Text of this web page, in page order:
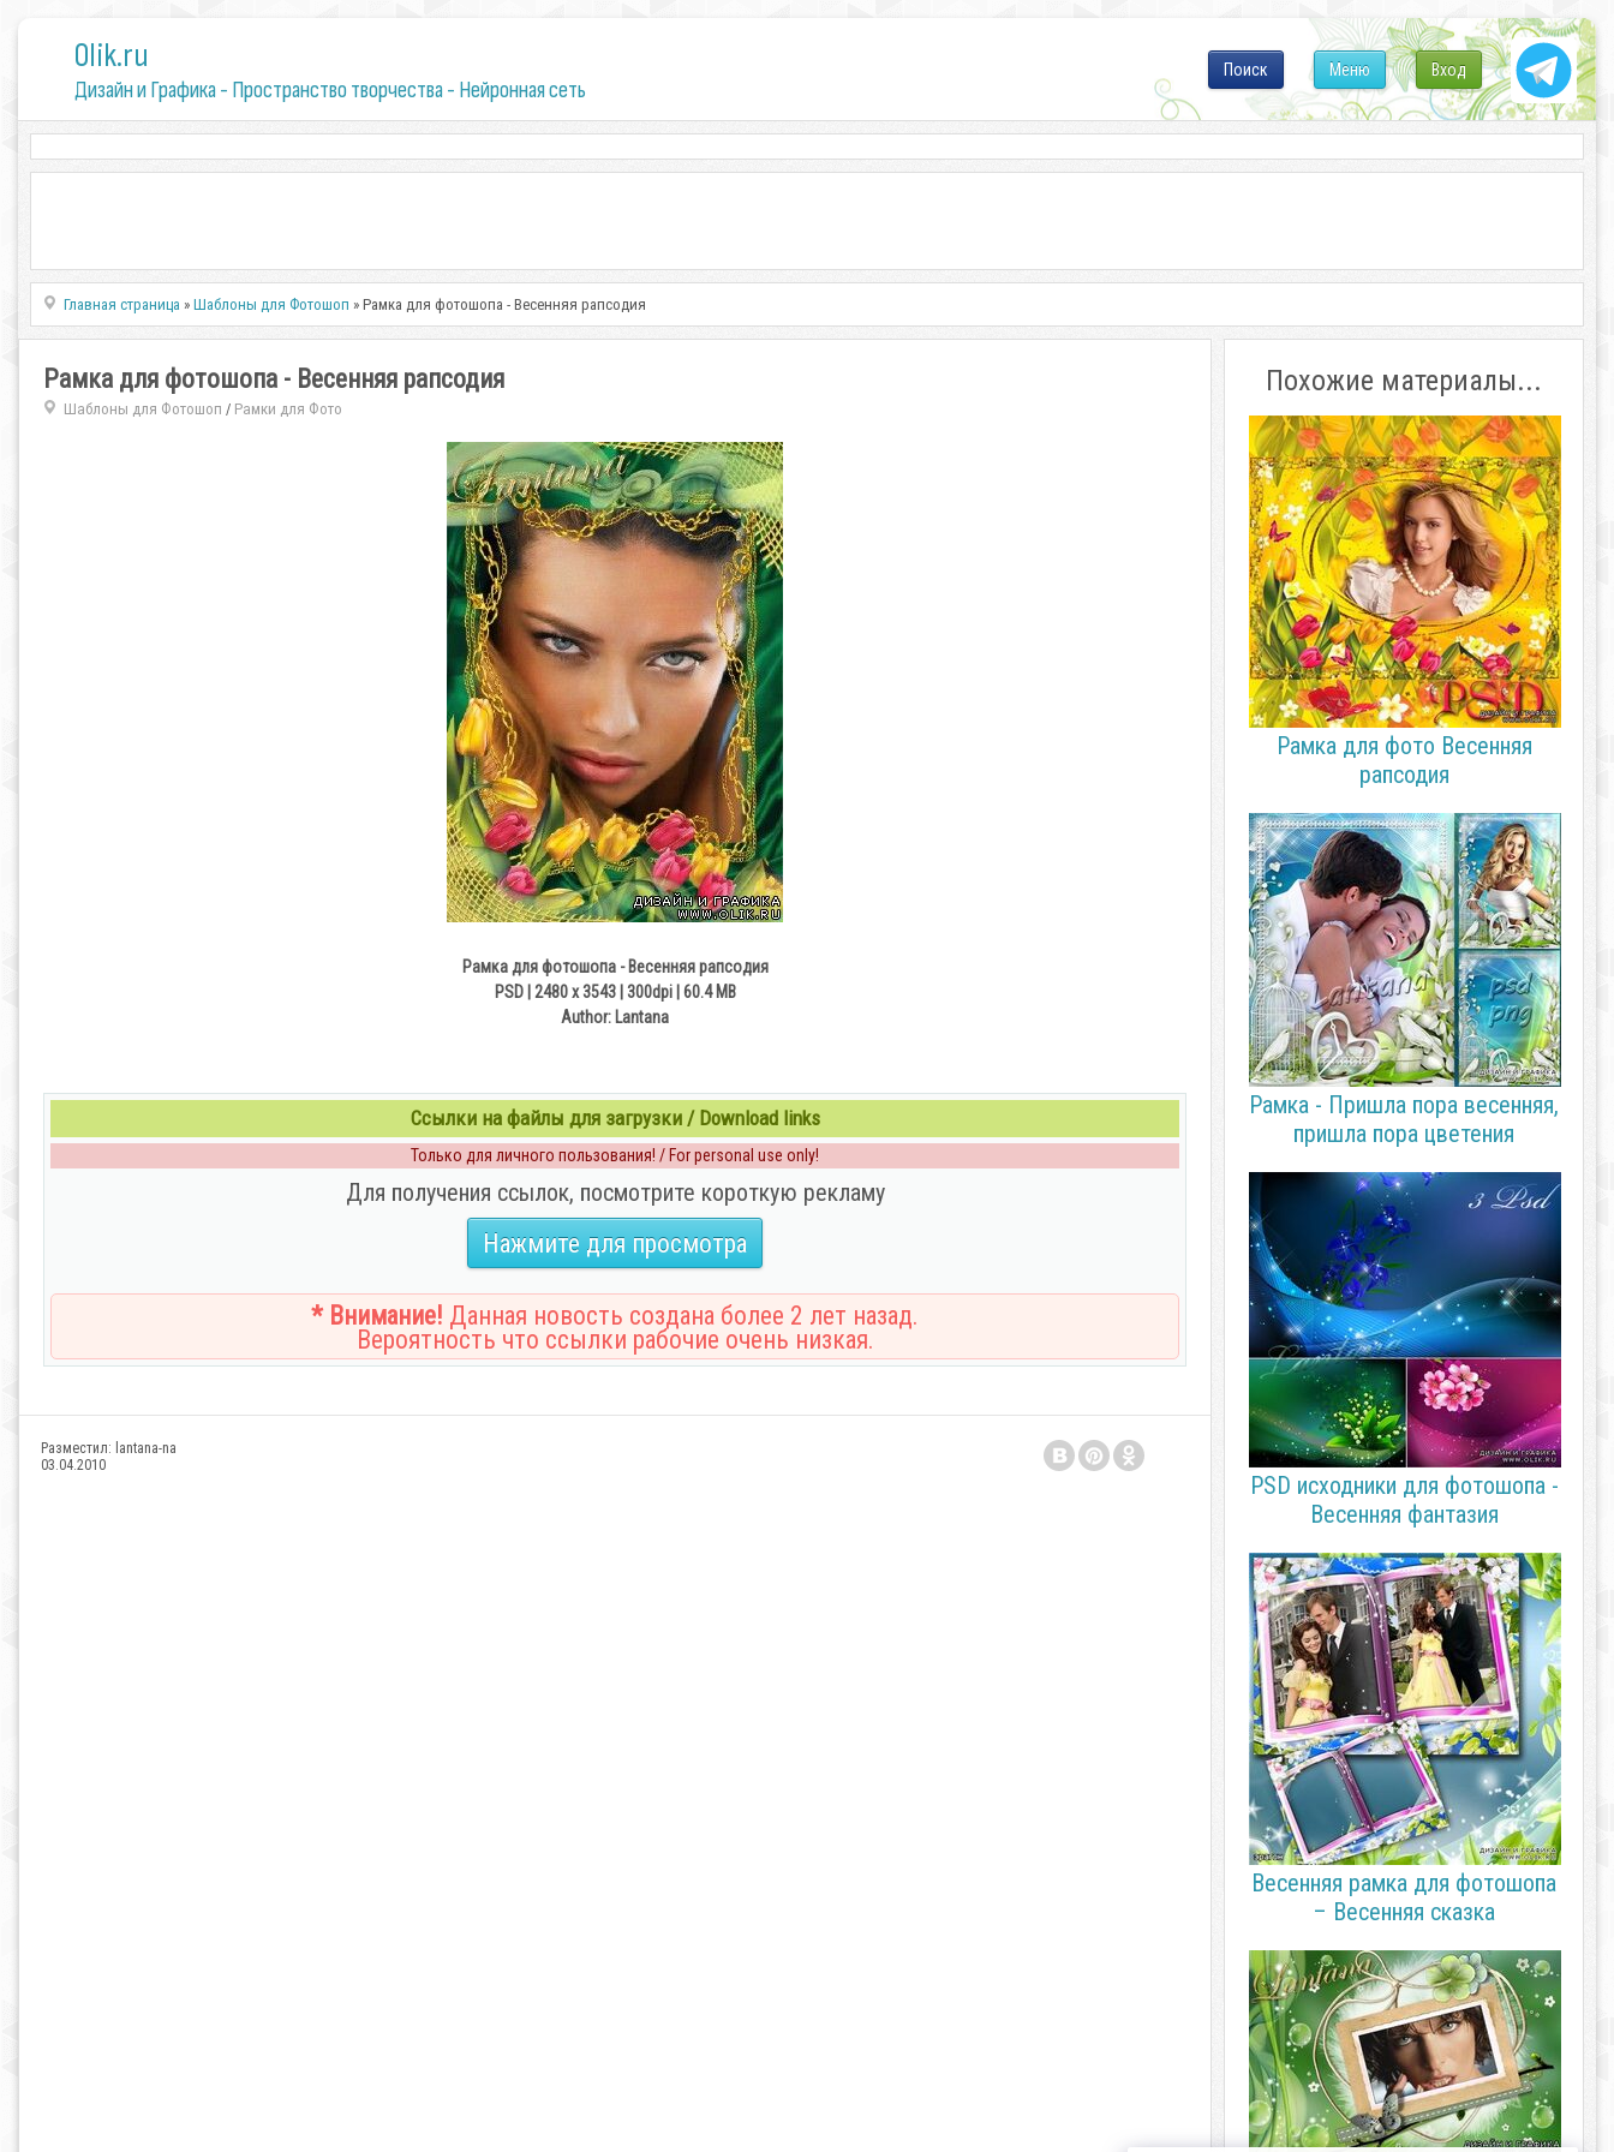
0lik.ru
Дизайн и Графика - Пространство творчества - Нейронная сеть
Вход
Меню
Поиск
Главная страница »Шаблоны для Фотошоп » Рамка для фотошопа - Весенняя рапсодия
Рамка для фотошопа - Весенняя рапсодия
Шаблоны для Фотошоп / Рамки для Фото
Рамка для фотошопа - Весенняя рапсодия
PSD | 2480 x 3543 | 300dpi | 60.4 MB
Author: Lantana
Ссылки на файлы для загрузки / Download links
Только для личного пользования! / For personal use only!
Для получения ссылок, посмотрите короткую рекламу
Нажмите для просмотра
* Внимание! Данная новость создана более 2 лет назад.
Вероятность что ссылки рабочие очень низкая.
Разместил: lantana-na
03.04.2010
Похожие материалы...
Рамка для фото Весенняя
рапсодия
Рамка - Пришла пора весенняя,
пришла пора цветения
PSD исходники для фотошопа -
Весенняя фантазия
Весенняя рамка для фотошопа
– Весенняя сказка